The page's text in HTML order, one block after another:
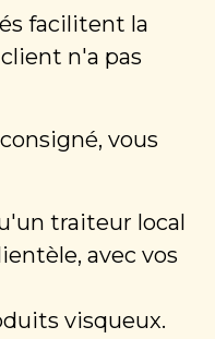
facilitent la
n'a pas
vous
traiteur local
avec vos
visqueux.